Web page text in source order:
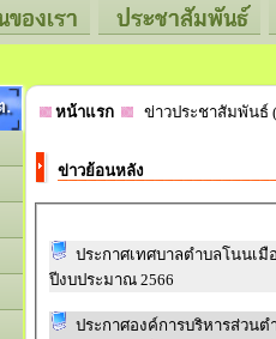
องเรา ประชาสัมพันธ์
. หน้าแรก ข่าวประชาสัมพันธ์
ข่าวย้อนหลัง
ประกาศเทศบาลตำบลโนนเมื
ปีงบประมาณ 2566
ประกาศองค์การบริหารส่วน